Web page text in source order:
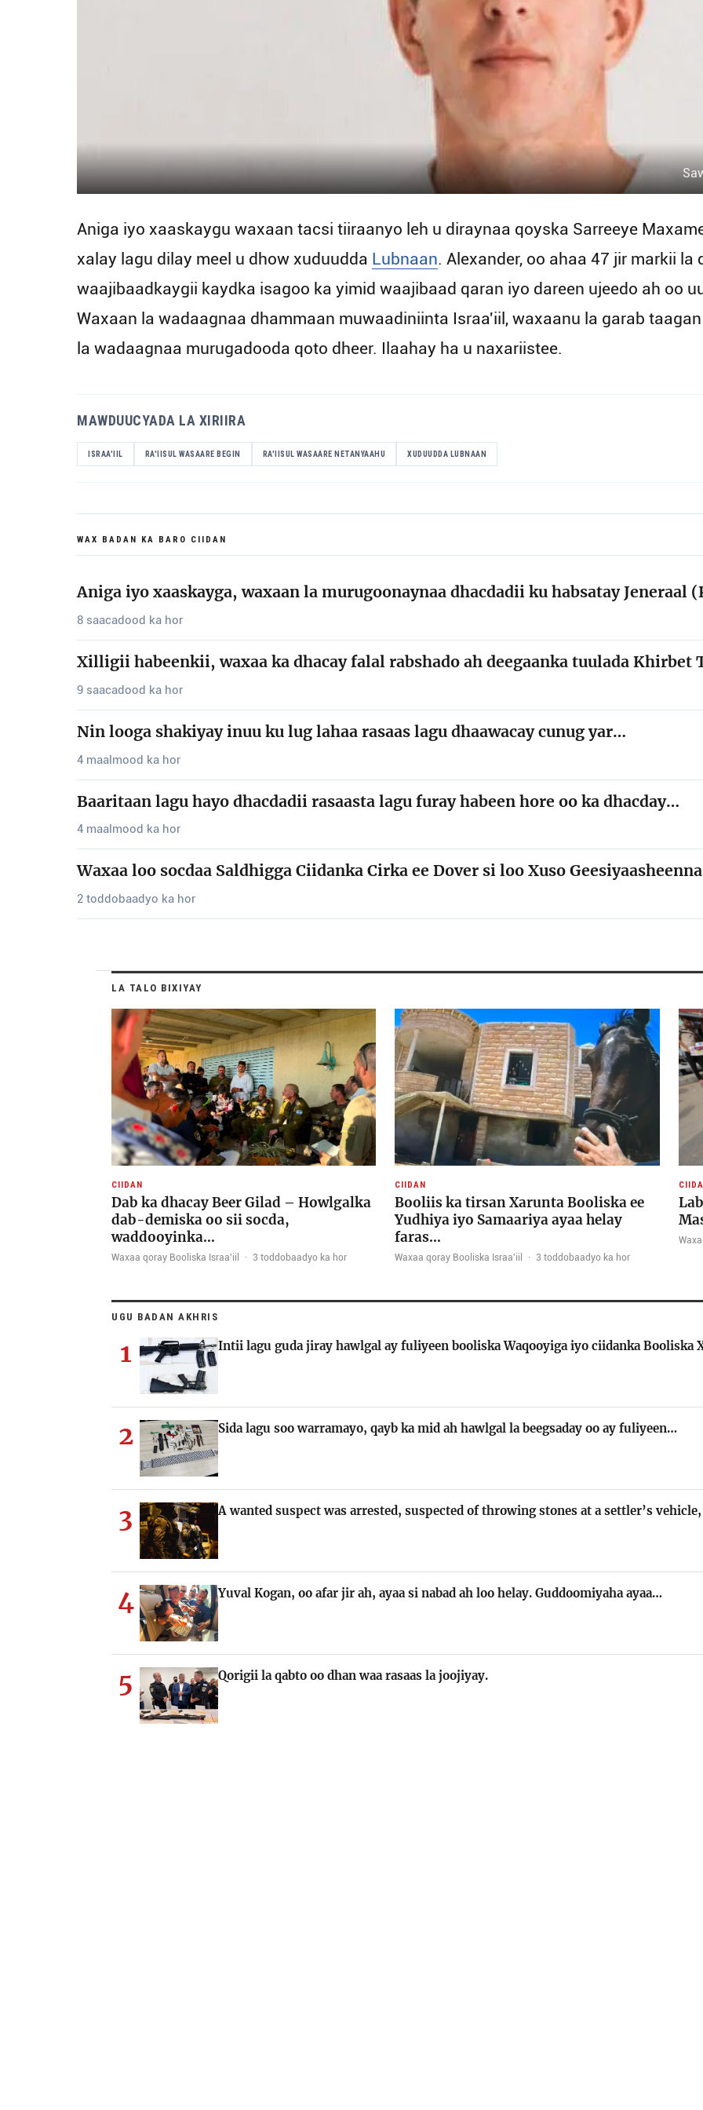
Aniga iyo xaaskaygu waxaan tacsi tiiraanyo leh u diraynaa qoyska Sarreeye
xalay lagu dilay meel u dhow xuduudda Lubnaan. Alexander, oo ahaa 47 jir markii
waajibaadkaygii kaydka isagoo ka yimid waajibaad qaran iyo dareen ujeedo ah oo
Waxaan la wadaagnaa dhammaan muwaadiniinta Israa'iil, waxaanu la garab
la wadaagnaa murugadooda qoto dheer. Ilaahay ha u naxariistee.
MAWDUUCYADA LA XIRIIRA
ISRAA'IIL RA'IISUL WASAARE BEGIN RA'IISUL WASAARE NETANYAAHU XUDUUDDA LUBNAAN
WAX BADAN KA BARO CIIDAN
Aniga iyo xaaskayga, waxaan la murugoonaynaa dhacdadii ku habsatay Jeneraal
8 saacadood ka hor
Xilligii habeenkii, waxaa ka dhacay falal rabshado ah deegaanka tuulada Khirbet
9 saacadood ka hor
Nin looga shakiyay inuu ku lug lahaa rasaas lagu dhaawacay cunug yar…
4 maalmood ka hor
Baaritaan lagu hayo dhacdadii rasaasta lagu furay habeen hore oo ka dhacday…
4 maalmood ka hor
Waxaa loo socdaa Saldhigga Ciidanka Cirka ee Dover si loo Xuso
2 toddobaadyo ka hor
LA TALO BIXIYAY
CIIDAN
Dab ka dhacay Beer Gilad – Howlgalka
dab-demiska oo sii socda,
waddooyinka…
Waxaa qoray Booliska Israa'iil · 3 toddobaadyo ka hor
CIIDAN
Booliis ka tirsan Xarunta Booliska ee
Yudhiya iyo Samaariya ayaa helay
faras…
Waxaa qoray Booliska Israa'iil · 3 toddobaadyo ka hor
UGU BADAN AKHRIS
1 Intii lagu guda jiray hawlgal ay fuliyeen booliska Waqooyiga iyo ciidanka Booliska
2 Sida lagu soo warramayo, qayb ka mid ah hawlgal la beegsaday oo ay fuliyeen…
3 A wanted suspect was arrested, suspected of throwing stones at a settler’s
4 Yuval Kogan, oo afar jir ah, ayaa si nabad ah loo helay. Guddoomiyaha ayaa…
5 Qorigii la qabto oo dhan waa rasaas la joojiyay.